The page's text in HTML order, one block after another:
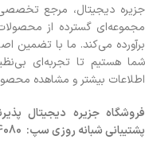
جزیره دیجیتال، مرجع تخصصی
مجموعه‌ای گسترده از محصولات
برآورده می‌کند. ما با تضمین
شما هستیم تا تجربه‌ای
اطلاعات بیشتر و مشاهده
فروشگاهجزیره دیجیتال
پشتیبانی شبانه روزی سپ: 84080-021